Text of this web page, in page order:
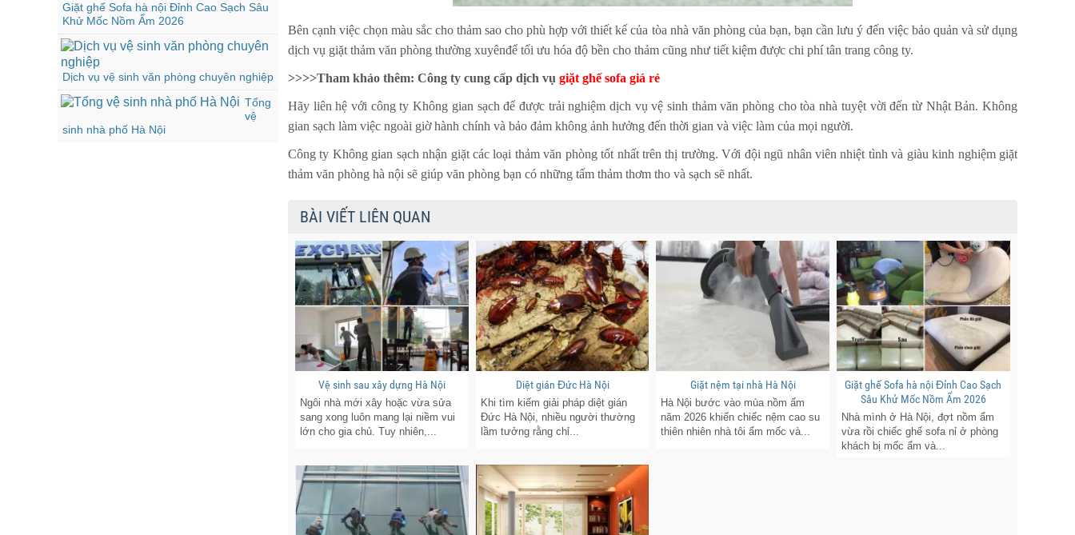
Giặt ghế Sofa hà nội Đỉnh Cao Sạch Sâu
Khử Mốc Nồm Ẩm 2026
Dịch vụ vệ sinh văn phòng chuyên nghiệp
Tổng
vệ
sinh nhà phố Hà Nội
Bên cạnh việc chọn màu sắc cho thảm sao cho phù hợp với thiết kế của tòa nhà văn phòng của bạn, bạn cần lưu ý đến việc bảo quản và sử dụng
dịch vụ giặt thảm văn phòng thường xuyênđể tối ưu hóa độ bền cho thảm cũng như tiết kiệm được chi phí tân trang công ty.
>>>>Tham khảo thêm: Công ty cung cấp dịch vụ giặt ghế sofa giá rẻ
Hãy liên hệ với công ty Không gian sạch để được trải nghiệm dịch vụ vệ sinh thảm văn phòng cho tòa nhà tuyệt vời đến từ Nhật Bản. Không
gian sạch làm việc ngoài giờ hành chính và bảo đảm không ảnh hưởng đến thời gian và việc làm của mọi người.
Công ty Không gian sạch nhận giặt các loại thảm văn phòng tốt nhất trên thị trường. Với đội ngũ nhân viên nhiệt tình và giàu kinh nghiệm giặt
thảm văn phòng hà nội sẽ giúp văn phòng bạn có những tấm thảm thơm tho và sạch sẽ nhất.
BÀI VIẾT LIÊN QUAN
Vệ sinh sau xây dựng Hà Nội
Ngôi nhà mới xây hoặc vừa sửa
sang xong luôn mang lại niềm vui
lớn cho gia chủ. Tuy nhiên,...
Diệt gián Đức Hà Nội
Khi tìm kiếm giải pháp diệt gián
Đức Hà Nội, nhiều người thường
lầm tưởng rằng chỉ...
Giặt nệm tại nhà Hà Nội
Hà Nội bước vào mùa nồm ẩm
năm 2026 khiến chiếc nệm cao su
thiên nhiên nhà tôi ẩm mốc và...
Giặt ghế Sofa hà nội Đỉnh Cao Sạch
Sâu Khử Mốc Nồm Ẩm 2026
Nhà mình ở Hà Nội, đợt nồm ẩm
vừa rồi chiếc ghế sofa nỉ ở phòng
khách bị mốc ẩm và...